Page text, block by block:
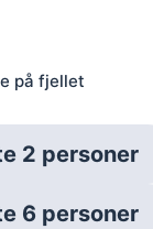
på fjellet
2 personer
6 personer